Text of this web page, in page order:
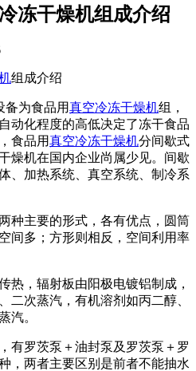
冻干燥机组成介绍
组成介绍
为食品用真空冷冻干燥机组，
动化程度的高低决定了冻干食品
食品用真空冷冻干燥机分间歇式
燥机在国内企业尚属少见。间歇
、加热系统、真空系统、制冷系
种主要的形式，各有优点，圆筒
间多；方形则相反，空间利用率
，辐射板由阳极电镀铝制成，
二次蒸汽，有机溶剂如丙二醇、
汽。
有罗茨泵＋油封泵及罗茨泵＋罗
，两者主要区别是前者不能抽水